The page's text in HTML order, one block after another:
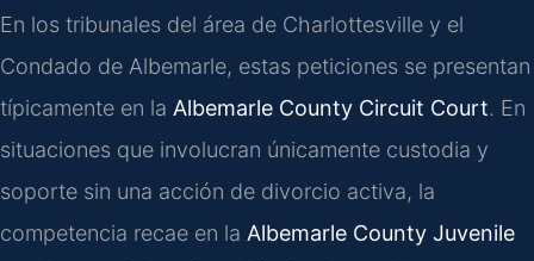
En los tribunales del área de Charlottesville y el
Condado de Albemarle, estas peticiones se presentan
típicamente en la Albemarle County Circuit Court. En
situaciones que involucran únicamente custodia y
soporte sin una acción de divorcio activa, la
competencia recae en la Albemarle County Juvenile